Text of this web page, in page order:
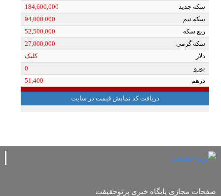
صفحات مجازی پایگاه خبری پرتوحقیقت